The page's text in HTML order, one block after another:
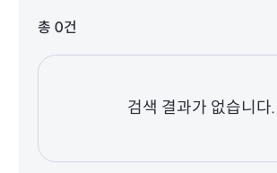
총 0건
검색 결과가 없습니다.